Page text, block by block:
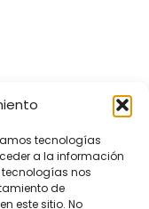
tecnologías
a la información
tecnologías nos
de
este sitio. No